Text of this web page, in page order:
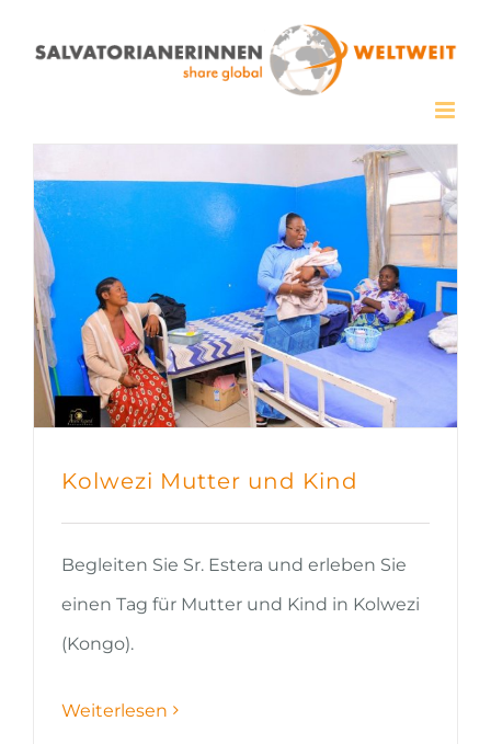
Inhalt
Kolwezi Mutter und Kind
Begleiten Sie Sr. Estera und erleben Sie
einen Tag für Mutter und Kind in Kolwezi
(Kongo).
Weiterlesen